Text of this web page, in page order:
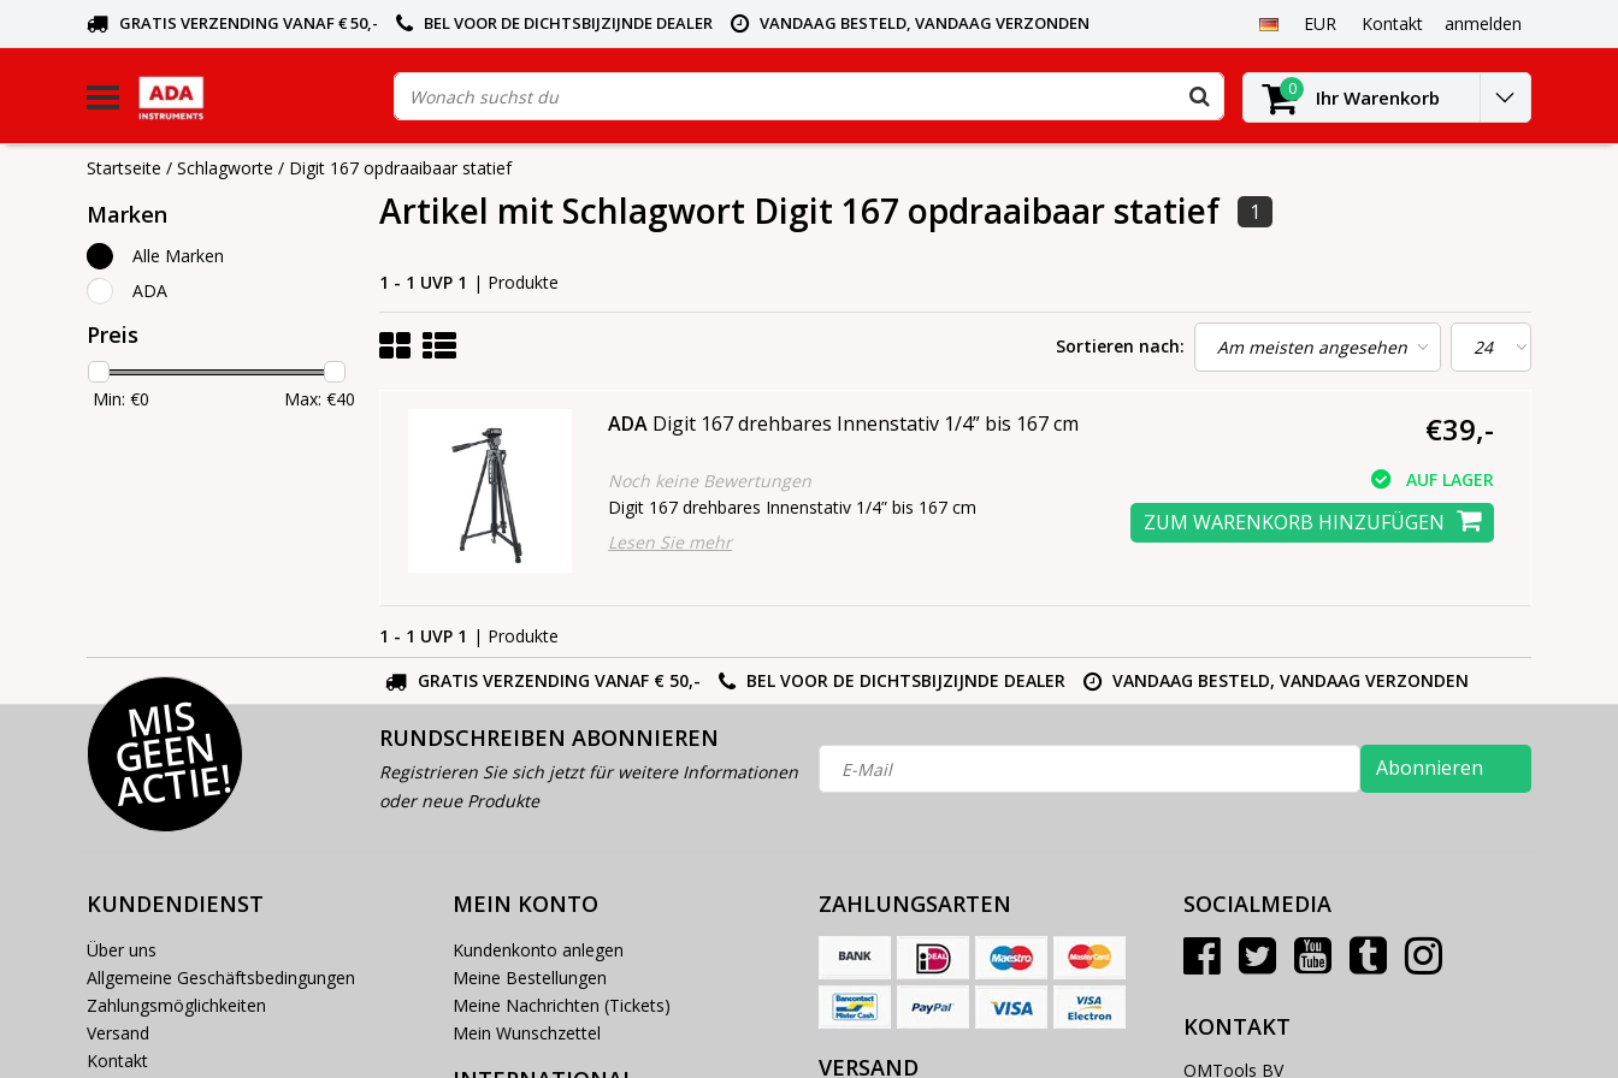
GRATIS VERZENDING VANAF € 50,- BEL VOOR DE DICHTSBIJZIJNDE DEALER VANDAAG BESTELD, VANDAAG VERZONDEN EUR Kontakt anmelden
0 Ihr Warenkorb
Startseite / Schlagworte / Digit 167 opdraaibaar statief
Marken
Alle Marken
ADA
Preis
Min: €0 Max: €40
Artikel mit Schlagwort Digit 167 opdraaibaar statief 1
1 - 1 UVP 1 | Produkte
Sortieren nach:
ADA Digit 167 drehbares Innenstativ 1/4” bis 167 cm
Noch keine Bewertungen
Digit 167 drehbares Innenstativ 1/4” bis 167 cm
Lesen Sie mehr
€39,-
AUF LAGER
ZUM WARENKORB HINZUFÜGEN
1 - 1 UVP 1 | Produkte
GRATIS VERZENDING VANAF € 50,-
BEL VOOR DE DICHTSBIJZIJNDE DEALER VANDAAG BESTELD, VANDAAG VERZONDEN
MI
S
G
E
E
N
A
C
TI
E!
RUNDSCHREIBEN ABONNIEREN
Registrieren Sie sich jetzt für weitere Informationen
oder neue Produkte
Abonnieren
KUNDENDIENST
Über uns
Allgemeine Geschäftsbedingungen
Zahlungsmöglichkeiten
Versand
Kontakt
MEIN KONTO
Kundenkonto anlegen
Meine Bestellungen
Meine Nachrichten (Tickets)
Mein Wunschzettel
ZAHLUNGSARTEN
VERSAND
SOCIALMEDIA
KONTAKT
OMTools BV